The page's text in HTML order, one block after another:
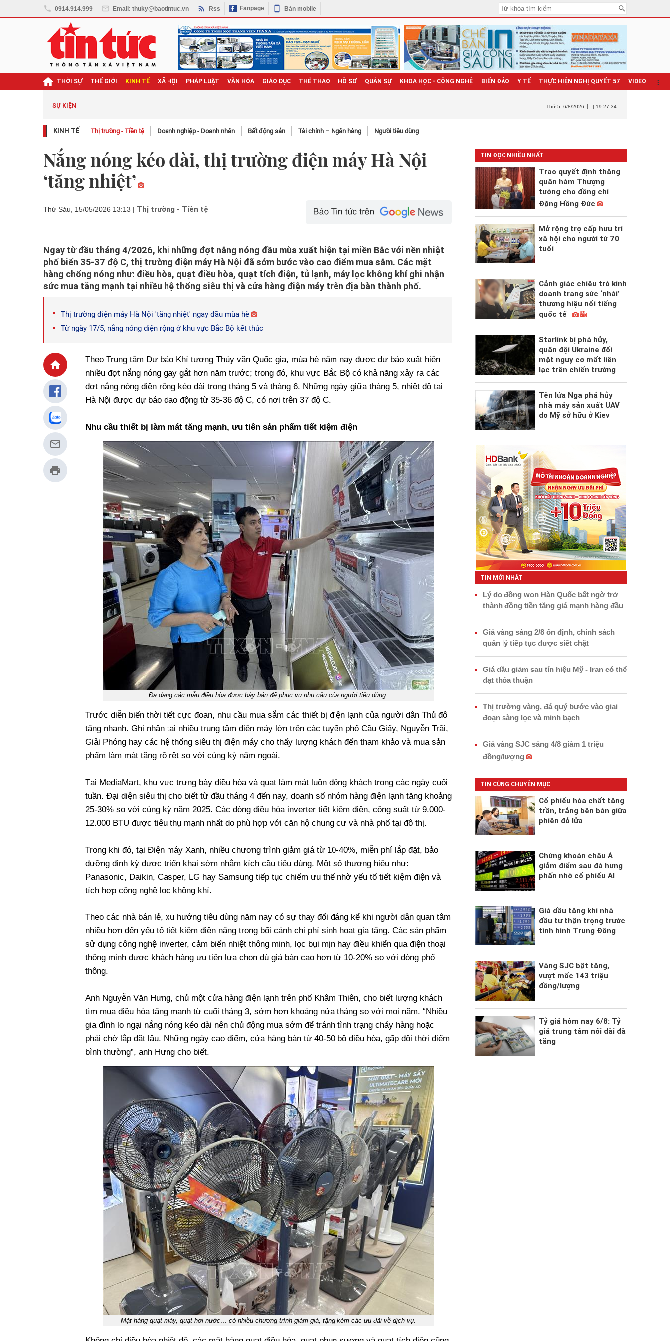
0914.914.999 Email: thuky@baotintuc.vn Rss Fanpage Bản mobile
THỜI SỰ THẾ GIỚI KINH TẾ XÃ HỘI PHÁP LUẬT VĂN HÓA GIÁO DỤC THỂ THAO HỒ SƠ QUÂN SỰ KHOA HỌC - CÔNG NGHỆ BIỂN ĐẢO Y TẾ THỰC HIỆN NGHỊ QUYẾT 57 VIDEO
SỰ KIỆN Thứ 5 , 6/8/2026 | 19:27:35
KINH TẾ Thị trường - Tiền tệ Doanh nghiệp - Doanh nhân Bất động sản Tài chính – Ngân hàng Người tiêu dùng
Nắng nóng kéo dài, thị trường điện máy Hà Nội
‘tăng nhiệt’
Thứ Sáu, 15/05/2026 13:13 | Thị trường - Tiền tệ
Ngay từ đầu tháng 4/2026, khi những đợt nắng nóng đầu mùa xuất hiện tại miền Bắc với nền nhiệt
phổ biến 35-37 độ C, thị trường điện máy Hà Nội đã sớm bước vào cao điểm mua sắm. Các mặt
hàng chống nóng như: điều hòa, quạt điều hòa, quạt tích điện, tủ lạnh, máy lọc không khí ghi nhận
sức mua tăng mạnh tại nhiều hệ thống siêu thị và cửa hàng điện máy trên địa bàn thành phố.
Thị trường điện máy Hà Nội 'tăng nhiệt' ngay đầu mùa hè
Từ ngày 17/5, nắng nóng diện rộng ở khu vực Bắc Bộ kết thúc
Theo Trung tâm Dự báo Khí tượng Thủy văn Quốc gia, mùa hè năm nay được dự báo xuất hiện
nhiều đợt nắng nóng gay gắt hơn năm trước; trong đó, khu vực Bắc Bộ có khả năng xảy ra các
đợt nắng nóng diện rộng kéo dài trong tháng 5 và tháng 6. Những ngày giữa tháng 5, nhiệt độ tại
Hà Nội được dự báo dao động từ 35-36 độ C, có nơi trên 37 độ C.
Nhu cầu thiết bị làm mát tăng mạnh, ưu tiên sản phẩm tiết kiệm điện
Đa dạng các mẫu điều hòa được bày bán để phục vụ nhu cầu của người tiêu dùng.
Trước diễn biến thời tiết cực đoan, nhu cầu mua sắm các thiết bị điện lạnh của người dân Thủ đô
tăng nhanh. Ghi nhận tại nhiều trung tâm điện máy lớn trên các tuyến phố Cầu Giấy, Nguyễn Trãi,
Giải Phóng hay các hệ thống siêu thị điện máy cho thấy lượng khách đến tham khảo và mua sản
phẩm làm mát tăng rõ rệt so với cùng kỳ năm ngoái.
Tại MediaMart, khu vực trưng bày điều hòa và quạt làm mát luôn đông khách trong các ngày cuối
tuần. Đại diện siêu thị cho biết từ đầu tháng 4 đến nay, doanh số nhóm hàng điện lạnh tăng khoảng
25-30% so với cùng kỳ năm 2025. Các dòng điều hòa inverter tiết kiệm điện, công suất từ 9.000-
12.000 BTU được tiêu thụ mạnh nhất do phù hợp với căn hộ chung cư và nhà phố tại đô thị.
Trong khi đó, tại Điện máy Xanh, nhiều chương trình giảm giá từ 10-40%, miễn phí lắp đặt, bảo
dưỡng định kỳ được triển khai sớm nhằm kích cầu tiêu dùng. Một số thương hiệu như:
Panasonic, Daikin, Casper, LG hay Samsung tiếp tục chiếm ưu thế nhờ yếu tố tiết kiệm điện và
tích hợp công nghệ lọc không khí.
Theo các nhà bán lẻ, xu hướng tiêu dùng năm nay có sự thay đổi đáng kể khi người dân quan tâm
nhiều hơn đến yếu tố tiết kiệm điện năng trong bối cảnh chi phí sinh hoạt gia tăng. Các sản phẩm
sử dụng công nghệ inverter, cảm biến nhiệt thông minh, lọc bụi mịn hay điều khiển qua điện thoại
thông minh được khách hàng ưu tiên lựa chọn dù giá bán cao hơn từ 10-20% so với dòng phổ
thông.
Anh Nguyễn Văn Hưng, chủ một cửa hàng điện lạnh trên phố Khâm Thiên, cho biết lượng khách
tìm mua điều hòa tăng mạnh từ cuối tháng 3, sớm hơn khoảng nửa tháng so với mọi năm. “Nhiều
gia đình lo ngại nắng nóng kéo dài nên chủ động mua sớm để tránh tình trạng cháy hàng hoặc
phải chờ lắp đặt lâu. Những ngày cao điểm, cửa hàng bán từ 40-50 bộ điều hòa, gấp đôi thời điểm
bình thường”, anh Hưng cho biết.
Mặt hàng quạt máy, quạt hơi nước… có nhiều chương trình giảm giá, tặng kèm các ưu đãi về dịch vụ.
TIN ĐỌC NHIỀU NHẤT
Trao quyết định thăng
quân hàm Thượng
tướng cho đồng chí
Đặng Hồng Đức
Mở rộng trợ cấp hưu trí
xã hội cho người từ 70
tuổi
Cảnh giác chiêu trò kinh
doanh trang sức ‘nhái’
thương hiệu nổi tiếng
quốc tế
Starlink bị phá hủy,
quân đội Ukraine đối
mặt nguy cơ mất liên
lạc trên chiến trường
Tên lửa Nga phá hủy
nhà máy sản xuất UAV
do Mỹ sở hữu ở Kiev
TIN MỚI NHẤT
Lý do đồng won Hàn Quốc bất ngờ trở
thành đồng tiền tăng giá mạnh hàng đầu
Giá vàng sáng 2/8 ổn định, chính sách
quản lý tiếp tục được siết chặt
Giá dầu giảm sau tín hiệu Mỹ - Iran có thể
đạt thỏa thuận
Thị trường vàng, đá quý bước vào giai
đoạn sàng lọc và minh bạch
Giá vàng SJC sáng 4/8 giảm 1 triệu
đồng/lượng
TIN CÙNG CHUYÊN MỤC
Cổ phiếu hóa chất tăng
trần, trắng bên bán giữa
phiên đỏ lửa
Chứng khoán châu Á
giảm điểm sau đà hưng
phấn nhờ cổ phiếu AI
Giá dầu tăng khi nhà
đầu tư thận trọng trước
tình hình Trung Đông
Vàng SJC bật tăng,
vượt mốc 143 triệu
đồng/lượng
Tỷ giá hôm nay 6/8: Tỷ
giá trung tâm nối dài đà
tăng